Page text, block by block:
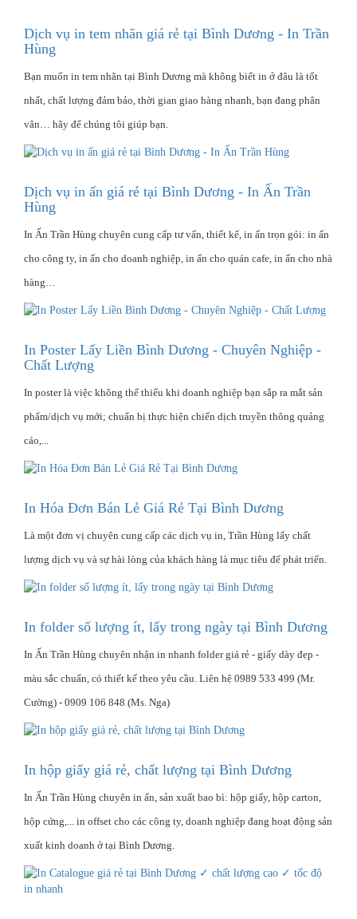
Dịch vụ in tem nhãn giá rẻ tại Bình Dương - In Trần
Hùng
Bạn muốn in tem nhãn tại Bình Dương mà không biết in ở đâu là tốt
nhất, chất lượng đảm bảo, thời gian giao hàng nhanh, bạn đang phân
vân… hãy để chúng tôi giúp bạn.
Dịch vụ in ấn giá rẻ tại Bình Dương - In Ấn Trần
Hùng
In Ấn Trần Hùng chuyên cung cấp tư vấn, thiết kế, in ấn trọn gói: in ấn
cho công ty, in ấn cho doanh nghiệp, in ấn cho quán cafe, in ấn cho nhà
hàng…
In Poster Lấy Liền Bình Dương - Chuyên Nghiệp -
Chất Lượng
In poster là việc không thể thiếu khi doanh nghiệp bạn sắp ra mắt sản
phẩm/dịch vụ mới; chuẩn bị thực hiện chiến dịch truyền thông quảng
cáo,...
In Hóa Đơn Bán Lẻ Giá Rẻ Tại Bình Dương
Là một đơn vị chuyên cung cấp các dịch vụ in, Trần Hùng lấy chất
lượng dịch vụ và sự hài lòng của khách hàng là mục tiêu để phát triển.
In folder số lượng ít, lấy trong ngày tại Bình Dương
In Ấn Trần Hùng chuyên nhận in nhanh folder giá rẻ - giấy dày đẹp -
màu sắc chuẩn, có thiết kế theo yêu cầu. Liên hệ 0989 533 499 (Mr.
Cường) - 0909 106 848 (Ms. Nga)
In hộp giấy giá rẻ, chất lượng tại Bình Dương
In Ấn Trần Hùng chuyên in ấn, sản xuất bao bì: hộp giấy, hộp carton,
hộp cứng,... in offset cho các công ty, doanh nghiệp đang hoạt động sản
xuất kinh doanh ở tại Bình Dương.